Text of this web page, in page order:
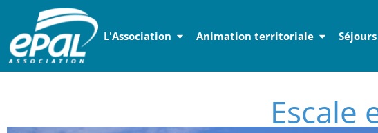
L'Association Animation territoriale Séjours
Escale
Panneau de gestion des cookies